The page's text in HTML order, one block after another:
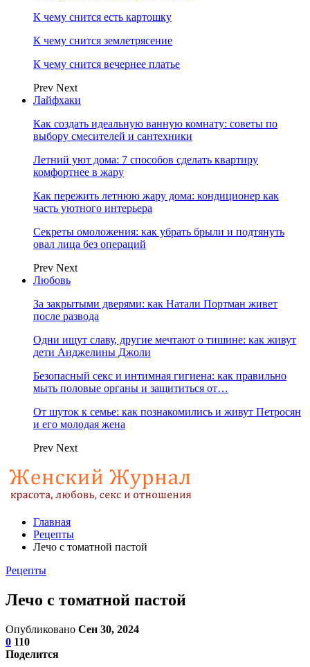
К чему снится есть картошку
К чему снится землетрясение
К чему снится вечернее платье
Prev Next
Лайфхаки
Как создать идеальную ванную комнату: советы по
выбору смесителей и сантехники
Летний уют дома: 7 способов сделать квартиру
комфортнее в жару
Как пережить летнюю жару дома: кондиционер как
часть уютного интерьера
Секреты омоложения: как убрать брыли и подтянуть
овал лица без операций
Prev Next
Любовь
За закрытыми дверями: как Натали Портман живет
после развода
Одни ищут славу, другие мечтают о тишине: как живут
дети Анджелины Джоли
Безопасный секс и интимная гигиена: как правильно
мыть половые органы и защититься от…
От шуток к семье: как познакомились и живут Петросян
и его молодая жена
Prev Next
Главная
Рецепты
Лечо с томатной пастой
Рецепты
Лечо с томатной пастой
Опубликовано Сен 30, 2024
0 110
Поделится